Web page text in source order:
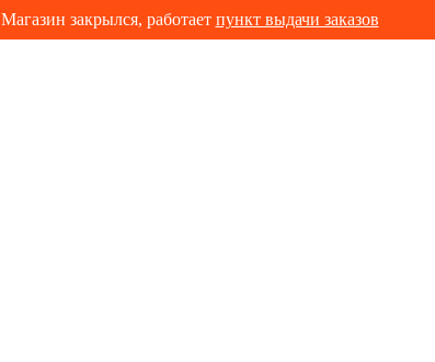
Магазин закрылся, работает пункт выдачи заказов